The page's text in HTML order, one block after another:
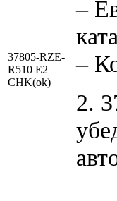
37805-RZE-
R510 E2
CHK(ok)
–
–
2.